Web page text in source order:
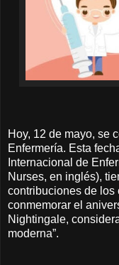
Hoy, 12 de mayo, se
Enfermería. Esta
Internacional de
Nurses, en inglés),
contribuciones de los
conmemorar el
Nightingale,
moderna”.